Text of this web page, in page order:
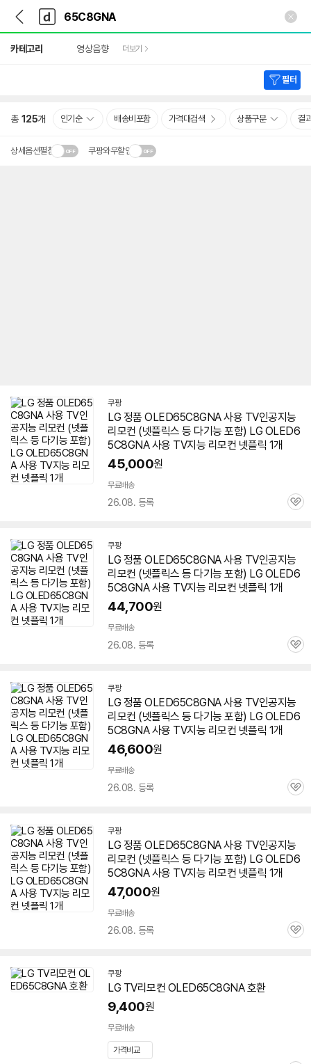
다
나
와
가
기
다
와
메
인
카테고리 영상음향 더보기
필터
총 125개 인기순 배송비포함 가격대검색 상품구분 결
상세옵션펼침 쿠팡와우할인
쿠팡
LG 정품 OLED65C8GNA 사용 TV인공지능
리모컨 (넷플릭스 등 다기능 포함) LG OLED6
5C8GNA 사용 TV지능 리모컨 넷플릭 1개
45,000원
무료배송
26.08. 등록
관
쿠팡
LG 정품 OLED65C8GNA 사용 TV인공지능
리모컨 (넷플릭스 등 다기능 포함) LG OLED6
5C8GNA 사용 TV지능 리모컨 넷플릭 1개
44,700원
무료배송
26.08. 등록
관
쿠팡
LG 정품 OLED65C8GNA 사용 TV인공지능
리모컨 (넷플릭스 등 다기능 포함) LG OLED6
5C8GNA 사용 TV지능 리모컨 넷플릭 1개
46,600원
무료배송
26.08. 등록
관
쿠팡
LG 정품 OLED65C8GNA 사용 TV인공지능
리모컨 (넷플릭스 등 다기능 포함) LG OLED6
5C8GNA 사용 TV지능 리모컨 넷플릭 1개
47,000원
무료배송
26.08. 등록
관
쿠팡
LG TV리모컨 OLED65C8GNA 호환
9,400원
무료배송
가격비교